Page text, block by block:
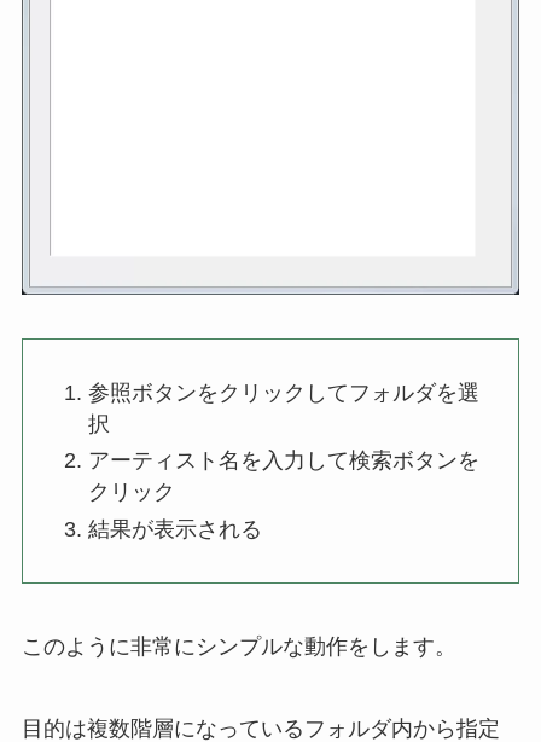
参照ボタンをクリックしてフォルダを選
択
アーティスト名を入力して検索ボタンを
クリック
結果が表示される
このように非常にシンプルな動作をします。
目的は複数階層になっているフォルダ内から指定